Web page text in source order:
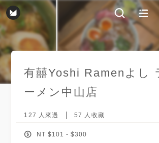
有囍Yoshi Ramenよし
ーメン 中山店
127 人來過 57 人收藏
NT $101 - $300